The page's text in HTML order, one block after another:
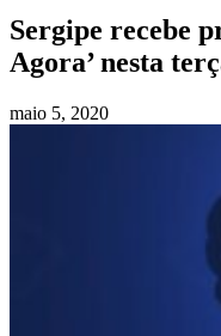
Sergipe recebe
Agora’ nesta
maio 5, 2020